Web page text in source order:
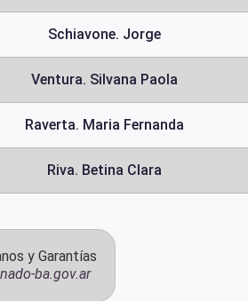
Schiavone. Jorge
Ventura. Silvana Paola
Raverta. Maria Fernanda
Riva. Betina Clara
y Garantías
ba.gov.ar